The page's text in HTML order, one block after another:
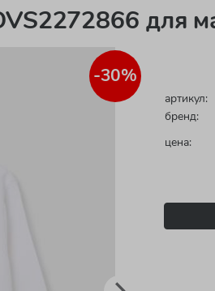
для
-30%
артикул:
бренд:
цена: